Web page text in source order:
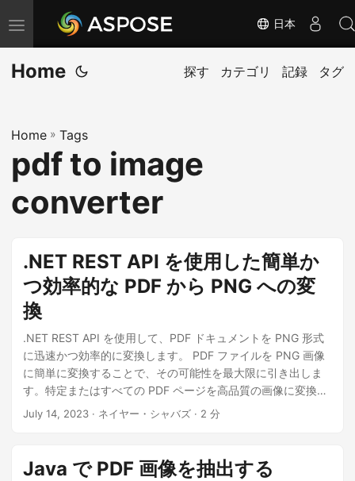
ナ
ビ
ゲ
ョ
ン
の
切
え
日本
Home 探す カテゴリ 記録 タグ
Home » Tags
pdf to image
converter
.NET REST API を使用した簡単か
つ効率的な PDF から PNG への変
換
.NET REST API を使用して、PDF ドキュメントを PNG 形式
に迅速かつ効率的に変換します。 PDF ファイルを PNG 画像
に簡単に変換することで、その可能性を最大限に引き出しま
す。特定またはすべての PDF ページを高品質の画像に変換し
て、共同作業や表示機能を容易にします。 .NET REST API を
点を確認してください。
July 14, 2023 · ネイヤー・シャバズ · 2 分
Java で PDF 画像を抽出する